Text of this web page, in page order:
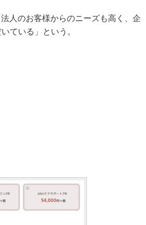
人のお客様からのニーズも高く、企
ている」という。